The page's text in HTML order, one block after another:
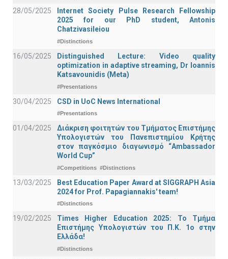
28/05/2025
Internet Society Pulse Research Fellowship
2025 for our PhD student, Antonis
Chatzivasileiou
#Distinctions
16/05/2025
Distinguished Lecture: Video quality
optimization in adaptive streaming, Dr Ioannis
Katsavounidis (Meta)
#Presentations
30/04/2025 CSD in UoC News International
#Presentations
01/04/2025
Διάκριση φοιτητών του Τμήματος Επιστήμης
Υπολογιστών του Πανεπιστημίου Κρήτης
στον παγκόσμιο διαγωνισμό “Ambassador
World Cup”
#Competitions #Distinctions
13/03/2025
Best Education Paper Award at SIGGRAPH Asia
2024 for Prof. Papagiannakis' team!
#Distinctions
19/02/2025
Times Higher Education 2025: Το Τμήμα
Επιστήμης Υπολογιστών του Π.Κ. 1ο στην
Ελλάδα!
#Distinctions